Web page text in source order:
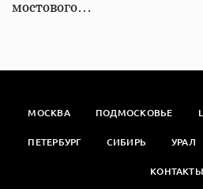
мостового…
МОСКВА ПОДМОСКОВЬЕ
ПЕТЕРБУРГ СИБИРЬ УРАЛ
КОНТАКТЫ